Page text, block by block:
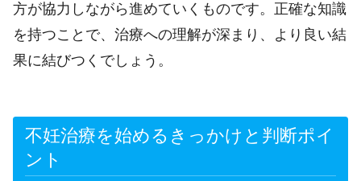
方が協力しながら進めていくものです。正確な知識
を持つことで、治療への理解が深まり、より良い結
果に結びつくでしょう。
不妊治療を始めるきっかけと判断ポイ
ント